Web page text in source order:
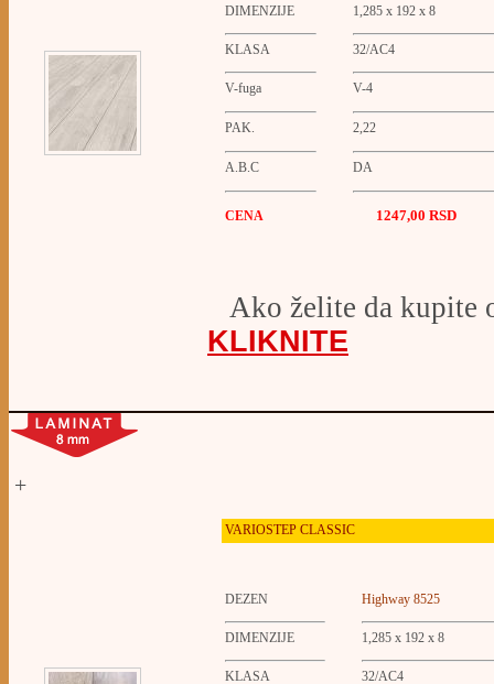
DIMENZIJE 1,285 x 192 x 8
KLASA 32/AC4
V-fuga V-4
PAK. 2,22
A.B.C DA
CENA 1247,00 RSD
Ako želite da kupite
KLIKNITE
+
VARIOSTEP CLASSIC
DEZEN Highway 8525
DIMENZIJE 1,285 x 192 x 8
KLASA 32/AC4